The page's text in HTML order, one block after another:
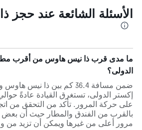
الأسئلة الشائعة عند
ما مدى قرب ذا نيس هاوس من أقرب
الدولى؟
ضمن مسافة 36.4 كم بين ذا
على حركة المرور. تأكد من التحقق من
بالقرب من الفندق والمطار حيث أن
مرور أعلى من غيرها ويمكن أن تزيد من